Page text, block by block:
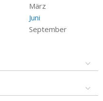
März
Juni
September